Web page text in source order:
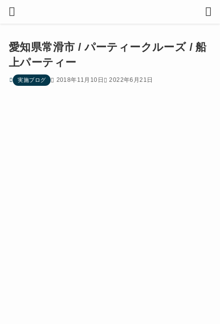
愛知県常滑市 / パーティークルーズ / 船
上パーティー
実施ブログ 2018年11月10日 2022年6月21日